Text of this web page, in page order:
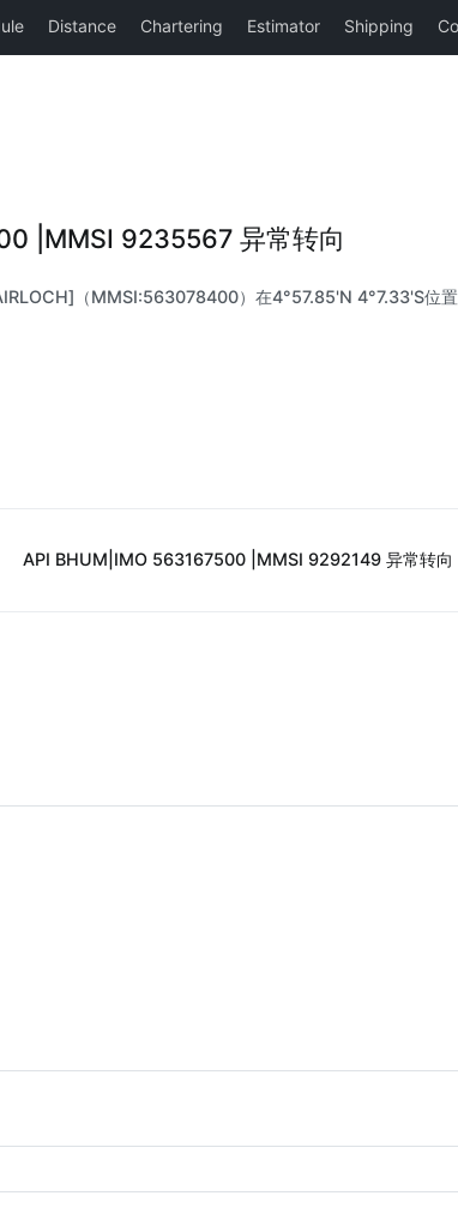
|MMSI 9235567 异常转向
（MMSI:563078400）在4°57.85'N 4°7.33'S位置
API BHUM|IMO 563167500 |MMSI 9292149 异常转向